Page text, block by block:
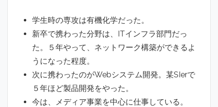
学生時の専攻は有機化学だった。
新卒で携わった分野は、ITインフラ部門だっ
た。５年やって、ネットワーク構築ができるよ
うになった程度。
次に携わったのがWebシステム開発。某SIerで
５年ほど製品開発をやった。
今は、メディア事業を中心に仕事している。